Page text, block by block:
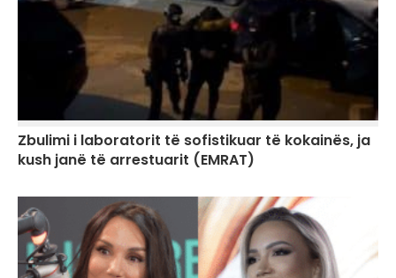
Zbulimi i laboratorit të sofistikuar të kokainës, ja
kush janë të arrestuarit (EMRAT)